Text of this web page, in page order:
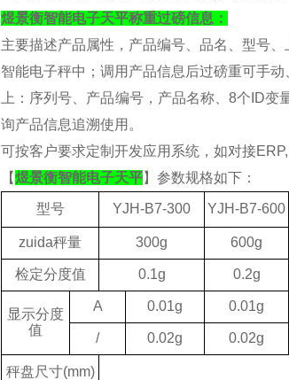
煜景衡智能电子天平称重过磅信息：
主要描述产品属性，产品编号、品名、型号
智能电子秤中；调用产品信息后过磅重可手
上：序列号、产品编号，产品名称、8个ID
询产品信息追溯使用。
可按客户要求定制开发应用系统，如对接
【煜景衡智能电子天平】参数规格如下：
型号 YJH-B7-300 YJH-B7-600
zuida秤量 300g 600g
检定分度值 0.1g 0.2g
显示分度
值
A 0.01g 0.01g
/ 0.02g 0.02g
秤盘尺寸(mm)